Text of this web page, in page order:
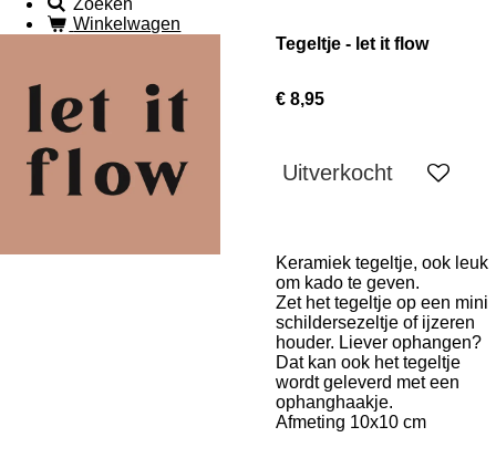
Winkelwagen
Tegeltje - let it flow
€ 8,95
Uitverkocht
Keramiek tegeltje, ook leuk
om kado te geven.
Zet het tegeltje op een mini
schildersezeltje of ijzeren
houder. Liever ophangen?
Dat kan ook het tegeltje
wordt geleverd met een
ophanghaakje.
Afmeting 10x10 cm